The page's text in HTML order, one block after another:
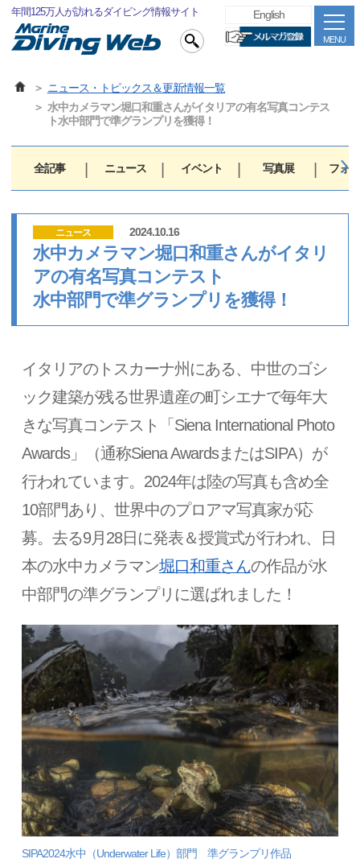
年間125万人が訪れるダイビング情報サイト
MENU
English
ニュース・トピックス＆更新情報一覧
水中カメラマン堀口和重さんがイタリアの有名写真コンテス
ト水中部門で準グランプリを獲得！
全記事 ニュース イベント 写真展 フォ
ニュース 2024.10.16
水中カメラマン堀口和重さんがイタリ
アの有名写真コンテスト
水中部門で準グランプリを獲得！
イタリアのトスカーナ州にある、中世のゴシ
ック建築が残る世界遺産の町シエナで毎年大
きな写真コンテスト「Siena International Photo
Awards」（通称Siena AwardsまたはSIPA）が
行われています。2024年は陸の写真も含め全
10部門あり、世界中のプロアマ写真家が応
募。去る9月28日に発表＆授賞式が行われ、日
本の水中カメラマン堀口和重さんの作品が水
中部門の準グランプリに選ばれました！
SIPA2024水中（Underwater Life）部門 準グランプリ作品